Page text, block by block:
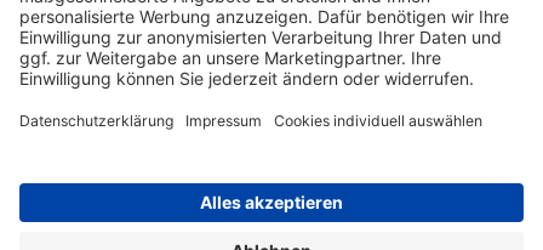
richtig! Unser breites Sortiment bietet unter anderem Tinte
und Toner für alle gängigen Druckermodelle – großer sowie
kleiner Hersteller. Zugleich sind wir Ihr Online Fachhandel für
einrichten, die Werkstatt ausstatten oder den Alltag mit
was Ihren Arbeitsplatz noch komfortabler macht, finden Sie
bei uns auch Bastelspaß, Schulbedarf, Beleuchtung,